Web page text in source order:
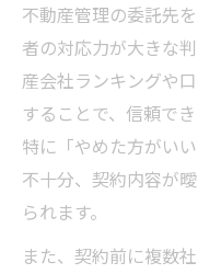
不動産管理の委託先
者の対応力が大きな
産会社ランキングや
することで、信頼で
特に「やめた方がい
不十分、契約内容が
られます。
また、契約前に複数